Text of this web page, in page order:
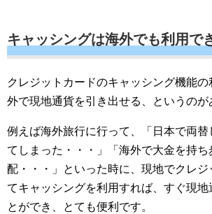
キャッシングは海外でも利用で
クレジットカードのキャッシング機能
外で現地通貨を引き出せる、というのが
例えば海外旅行に行って、「日本で両
てしまった・・・」「海外で大金を持ち
配・・・」といった時に、現地でクレジ
てキャッシングを利用すれば、すぐ現地
とができ、とても便利です。